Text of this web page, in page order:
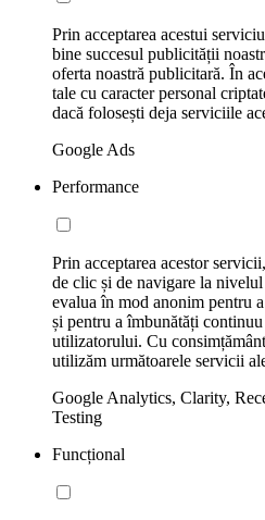
Prin acceptarea acestui
bine succesul publicității
oferta noastră publicitară. În
tale cu caracter personal
dacă folosești deja serviciile
Google Ads
Performance
Prin acceptarea acestor
de clic și de navigare la
evalua în mod anonim pentru
și pentru a îmbunătăți
utilizatorului. Cu
utilizăm următoarele servicii
Google Analytics, Clarity,
Testing
Funcțional